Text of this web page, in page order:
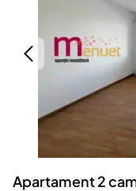
Animale de
Afaceri și
Inchiriere Bunuri
Utilaje agricole si
Piese auto si
Dacia Duster
Apartament 2